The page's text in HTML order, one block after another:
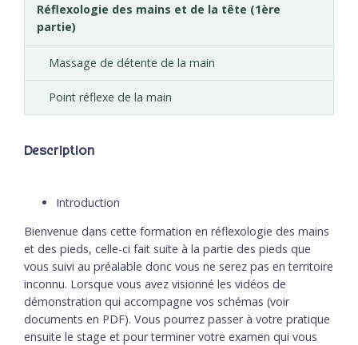
Réflexologie des mains et de la tête (1ère
partie)
Massage de détente de la main
Point réflexe de la main
Description
Introduction
Bienvenue dans cette formation en réflexologie des mains
et des pieds, celle-ci fait suite à la partie des pieds que
vous suivi au préalable donc vous ne serez pas en territoire
inconnu. Lorsque vous avez visionné les vidéos de
démonstration qui accompagne vos schémas (voir
documents en PDF). Vous pourrez passer à votre pratique
ensuite le stage et pour terminer votre examen qui vous